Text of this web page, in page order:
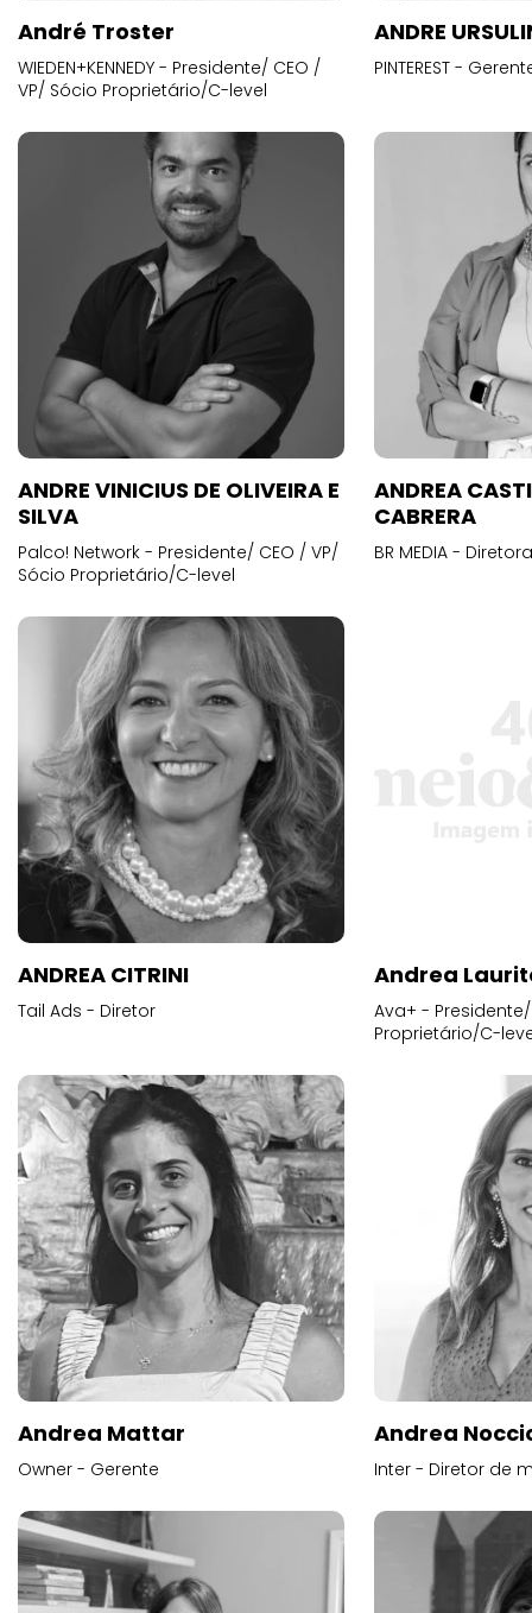
André Troster
WIEDEN+KENNEDY - Presidente/ CEO /
VP/ Sócio Proprietário/C-level
ANDRE
PINTEREST -
ANDRE VINICIUS DE OLIVEIRA E
SILVA
Palco! Network - Presidente/ CEO / VP/
Sócio Proprietário/C-level
ANDREA
CABRERA
BR MEDIA -
ANDREA CITRINI
Tail Ads - Diretor
Andrea
Ava+ -
Proprietário/C-
Andrea Mattar
Owner - Gerente
Andrea
Inter - Diretor de